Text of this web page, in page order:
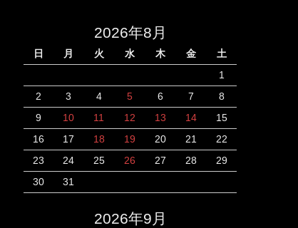
2026年8月
日 月 火 水 木 金
土
1
2
3 4 5 6 7
8
9
10 11 12 13 14
15
16
17 18 19 20 21
22
23
24 25 26 27 28
29
30
31
2026年9月